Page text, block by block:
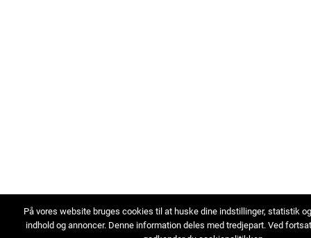
På vores website bruges cookies til at huske dine indstillinger, statistik
indhold og annoncer. Denne information deles med tredjepart. Ved